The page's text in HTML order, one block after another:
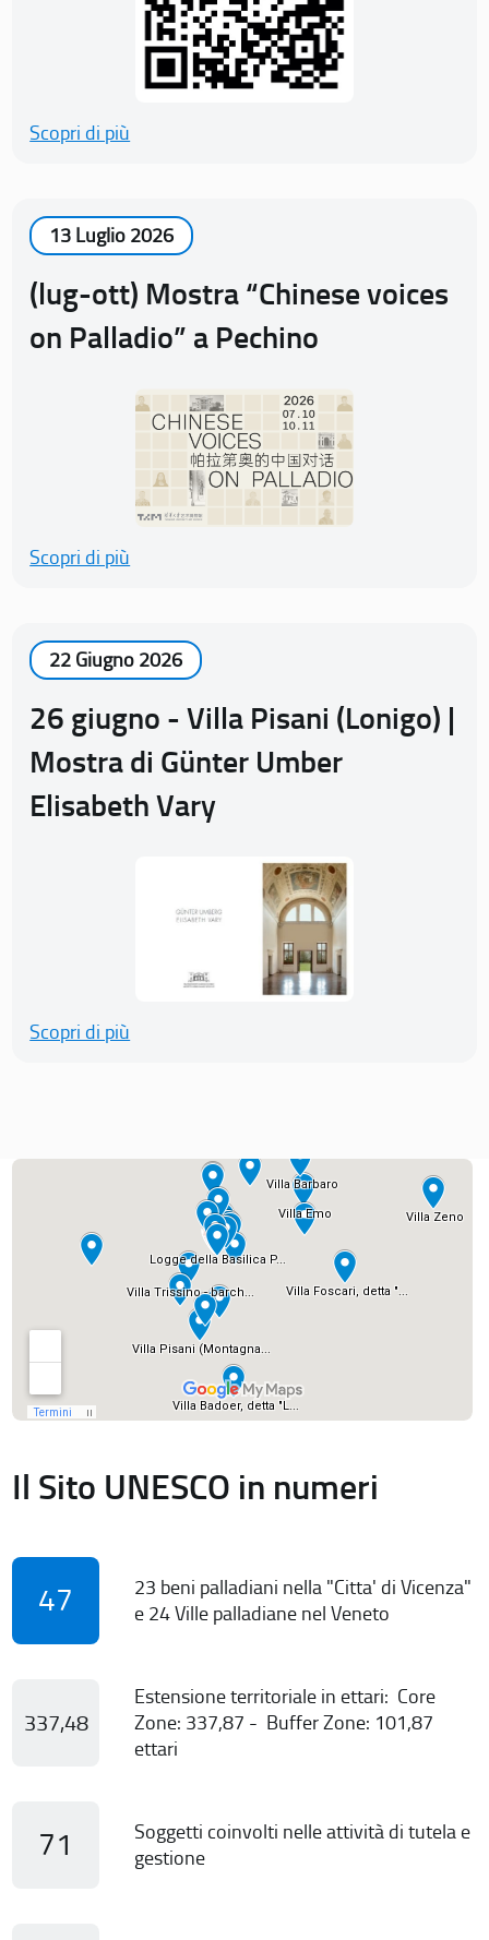
Scopri di più
13 Luglio 2026
(lug-ott) Mostra “Chinese voices
on Palladio” a Pechino
Scopri di più
22 Giugno 2026
26 giugno - Villa Pisani (Lonigo) |
Mostra di Günter Umber
Elisabeth Vary
Scopri di più
Il Sito UNESCO in numeri
47
23 beni palladiani nella "Citta' di Vicenza"
e 24 Ville palladiane nel Veneto
337,48
Estensione territoriale in ettari: Core
Zone: 337,87 - Buffer Zone: 101,87
ettari
71
Soggetti coinvolti nelle attività di tutela e
gestione